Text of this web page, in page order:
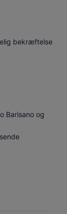
bekræftelse
Barisano og